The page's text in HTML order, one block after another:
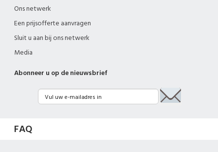
Ons netwerk
Een prijsofferte aanvragen
Sluit u aan bij ons netwerk
Media
Abonneer u op de nieuwsbrief
FAQ